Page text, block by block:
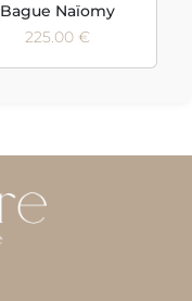
Bague Naïomy
225.00 €